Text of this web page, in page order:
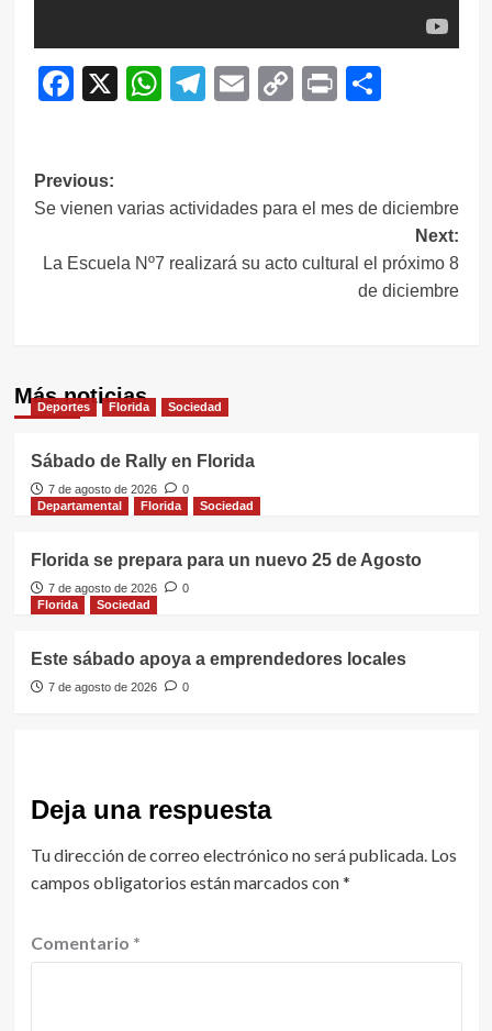
Facebook
X WhatsApp
Telegram
EmailCopy
Print
Navegación
de
entradas
Previous:
Se vienen varias actividades para el mes de diciembre
Next:
La Escuela Nº7 realizará su acto cultural el próximo 8
de diciembre
Más noticias
Deportes Florida Sociedad
Sábado de Rally en Florida
7 de agosto de 2026
0
Departamental
Florida Sociedad
Florida se prepara para un nuevo 25 de Agosto
7 de agosto de 2026
0
Florida
Sociedad
Este sábado apoya a emprendedores locales
7 de agosto de 2026 0
Deja una respuesta
Tu dirección de correo electrónico no será publicada. Los
campos obligatorios están marcados con*
Comentario *